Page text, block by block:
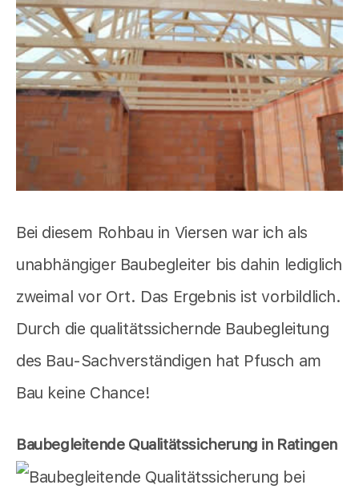
Bei diesem Rohbau in Viersen war ich als
unabhängiger Baubegleiter bis dahin lediglich
zweimal vor Ort. Das Ergebnis ist vorbildlich.
Durch die qualitätssichernde Baubegleitung
des Bau-Sachverständigen hat Pfusch am
Bau keine Chance!
Baubegleitende Qualitätssicherung in Ratingen